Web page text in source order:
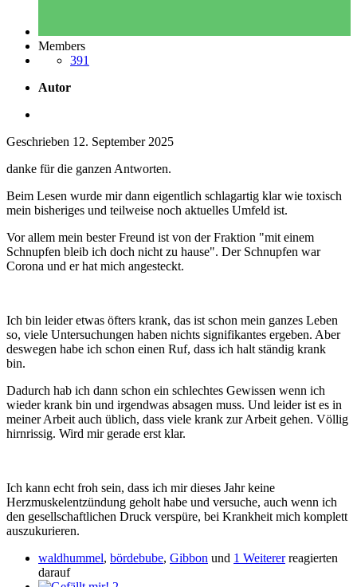
Members
391
Autor
Geschrieben 12. September 2025
danke für die ganzen Antworten.
Beim Lesen wurde mir dann eigentlich schlagartig klar wie toxisch
mein bisheriges und teilweise noch aktuelles Umfeld ist.
Vor allem mein bester Freund ist von der Fraktion "mit einem
Schnupfen bleib ich doch nicht zu hause". Der Schnupfen war
Corona und er hat mich angesteckt.
Ich bin leider etwas öfters krank, das ist schon mein ganzes Leben
so, viele Untersuchungen haben nichts signifikantes ergeben. Aber
deswegen habe ich schon einen Ruf, dass ich halt ständig krank
bin.
Dadurch hab ich dann schon ein schlechtes Gewissen wenn ich
wieder krank bin und irgendwas absagen muss. Und leider ist es in
meiner Arbeit auch üblich, dass viele krank zur Arbeit gehen. Völlig
hirnrissig. Wird mir gerade erst klar.
Ich kann echt froh sein, dass ich mir dieses Jahr keine
Herzmuskelentzündung geholt habe und versuche, auch wenn ich
den gesellschaftlichen Druck verspüre, bei Krankheit mich komplett
auszukurieren.
waldhummel, bördebube, Gibbon und 1 Weitererreagierten
darauf